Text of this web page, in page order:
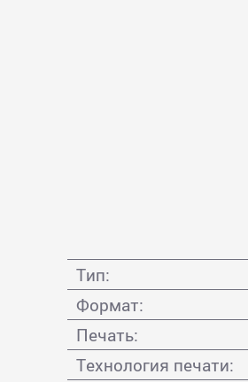
Тип:
Формат:
Печать:
Технология печати: